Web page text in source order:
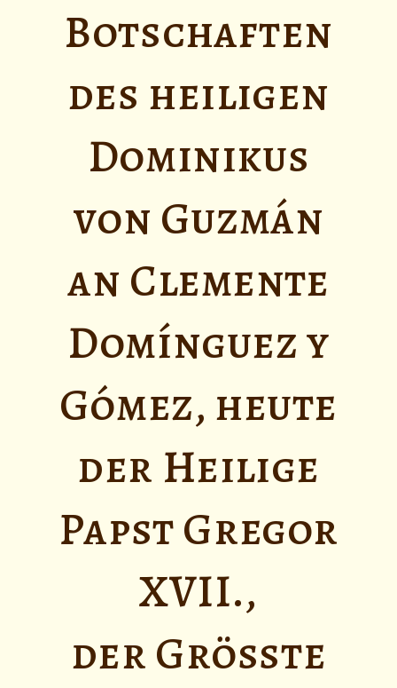
Botschaften
des heiligen
Dominikus
von Guzmán
an Clemente
Domínguez y
Gómez, heute
der Heilige
Papst Gregor
XVII.,
der Grösste